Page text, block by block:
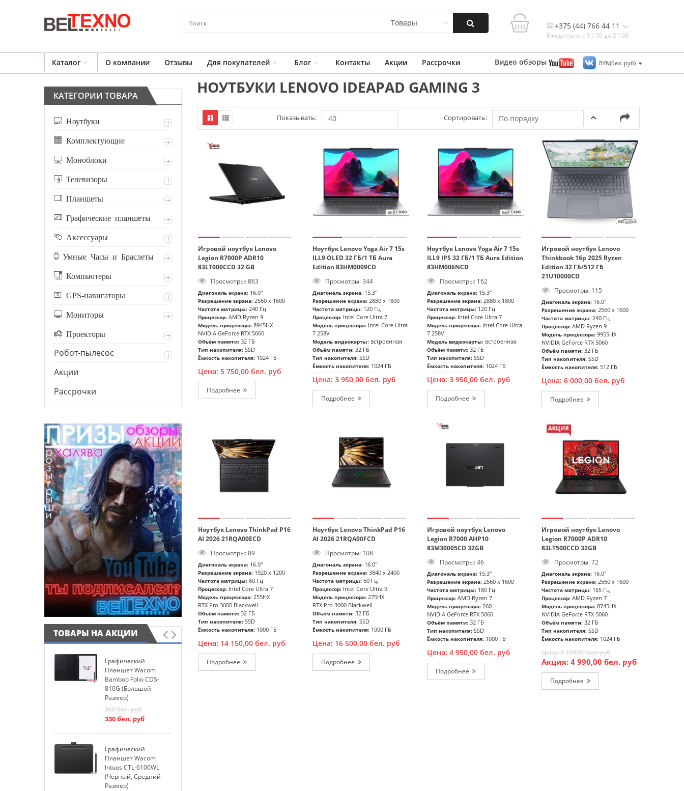
Товары +375 (44) 766 44 11
Ежедневно с 11:00 до 21:00
Каталог О компании Отзывы Для покупателей Блог Контакты Акции Рассрочки Видео обзоры BYN(бел. руб)
КАТЕГОРИИ ТОВАРА
Ноутбуки
Комплектующие
Моноблоки
Телевизоры
Планшеты
Графические планшеты
Аксессуары
Умные Часы и Браслеты
Компьютеры
GPS-навигаторы
Мониторы
Проекторы
Робот-пылесос
Акции
Рассрочки
ТОВАРЫ НА АКЦИИ
Графический
Планшет Wacom
Bamboo Folio CDS-
810G (большой
Размер)
360бел. руб
330бел. руб
Графический
Планшет Wacom
Intuos CTL-6100WL
(черный, Средний
Размер)
Игровой Компьютер
Work&Game 5000
Моноблок Lenovo
Lecoo AIO K2729
НОУТБУКИ LENOVO IDEAPAD GAMING 3
Показывать: 40 По порядку
Сортировать:
Игровой ноутбук Lenovo
Legion R7000P ADR10
83LT000CCD 32 GB
Просмотры: 863
Диагональ экрана: 16.0"
Разрешение экрана: 2560 x 1600
Частота матрицы: 240 Гц
Процессор: AMD Ryzen 9
Модель процессора: 8945HX
NVIDIA GeForce RTX 5060
Объём памяти: 32 ГБ
Тип накопителя: SSD
Ёмкость накопителя: 1024 ГБ
Цена: 5 750,00 бел. руб
Подробнее
Ноутбук Lenovo Yoga Air 7 15s
ILL9 OLED 32 ГБ/1 ТБ Aura
Edition 83HM0009CD
Просмотры: 344
Диагональ экрана: 15.3"
Разрешение экрана: 2880 x 1800
Частота матрицы: 120 Гц
Процессор: Intel Core Ultra 7
Модель процессора: Intel Core Ultra
7 258V
Модель видеокарты: встроенная
Объём памяти: 32 ГБ
Тип накопителя: SSD
Ёмкость накопителя: 1024 ГБ
Цена: 3 950,00 бел. руб
Подробнее
Ноутбук Lenovo Yoga Air 7 15s
ILL9 IPS 32 ГБ/1 ТБ Aura Edition
83HM006NCD
Просмотры: 162
Диагональ экрана: 15.3"
Разрешение экрана: 2880 x 1800
Частота матрицы: 120 Гц
Процессор: Intel Core Ultra 7
Модель процессора: Intel Core Ultra
7 258V
Модель видеокарты: встроенная
Объём памяти: 32 ГБ
Тип накопителя: SSD
Ёмкость накопителя: 1024 ГБ
Цена: 3 950,00 бел. руб
Подробнее
Игровой ноутбук Lenovo
Thinkbook 16p 2025 Ryzen
Edition 32 ГБ/512 ГБ
21U10000CD
Просмотры: 115
Диагональ экрана: 16.0"
Разрешение экрана: 2560 x 1600
Частота матрицы: 240 Гц
Процессор: AMD Ryzen 9
Модель процессора: 9955HX
NVIDIA GeForce RTX 5060
Объём памяти: 32 ГБ
Тип накопителя: SSD
Ёмкость накопителя: 512 ГБ
Цена: 6 000,00 бел. руб
Подробнее
Ноутбук Lenovo ThinkPad P16
AI 2026 21RQA00ECD
Просмотры: 89
Диагональ экрана: 16.0"
Разрешение экрана: 1920 x 1200
Частота матрицы: 60 Гц
Процессор: Intel Core Ultra 7
Модель процессора: 255HX
RTX Pro 3000 Blackwell
Объём памяти: 32 ГБ
Тип накопителя: SSD
Ёмкость накопителя: 1000 ГБ
Цена: 14 150,00 бел. руб
Подробнее
Ноутбук Lenovo ThinkPad P16
AI 2026 21RQA00FCD
Просмотры: 108
Диагональ экрана: 16.0"
Разрешение экрана: 3840 x 2400
Частота матрицы: 60 Гц
Процессор: Intel Core Ultra 9
Модель процессора: 275HX
RTX Pro 3000 Blackwell
Объём памяти: 32 ГБ
Тип накопителя: SSD
Ёмкость накопителя: 1000 ГБ
Цена: 16 500,00 бел. руб
Подробнее
Игровой ноутбук Lenovo
Legion R7000 AHP10
83M30005CD 32GB
Просмотры: 46
Диагональ экрана: 15.3"
Разрешение экрана: 2560 x 1600
Частота матрицы: 180 Гц
Процессор: AMD Ryzen 7
Модель процессора: 260
NVIDIA GeForce RTX 5060
Объём памяти: 32 ГБ
Тип накопителя: SSD
Ёмкость накопителя: 1000 ГБ
Цена: 4 950,00 бел. руб
Подробнее
Игровой ноутбук Lenovo
Legion R7000P ADR10
83LT500CCD 32GB
Просмотры: 72
Диагональ экрана: 16.0"
Разрешение экрана: 2560 x 1600
Частота матрицы: 165 Гц
Процессор: AMD Ryzen 7
Модель процессора: 8745HX
NVIDIA GeForce RTX 5060
Объём памяти: 32 ГБ
Тип накопителя: SSD
Ёмкость накопителя: 1024 ГБ
Цена:5 150,00бел. руб
Акция: 4 990,00 бел. руб
Подробнее